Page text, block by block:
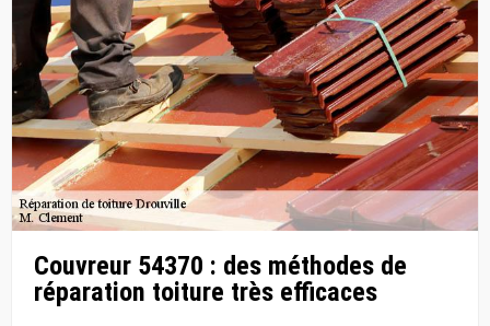
Couvreur 54370 : des méthodes de
réparation toiture très efficaces